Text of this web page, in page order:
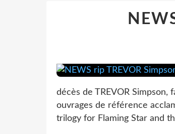
décès de TREVOR
ouvrages de référence
trilogy for Flaming Star and